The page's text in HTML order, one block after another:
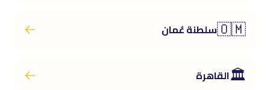
🇴🇲سلطنة عُمان
🏛️القاهرة